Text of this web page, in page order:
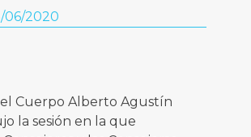
06/2020
Cuerpo Alberto Agustín
la sesión en la que